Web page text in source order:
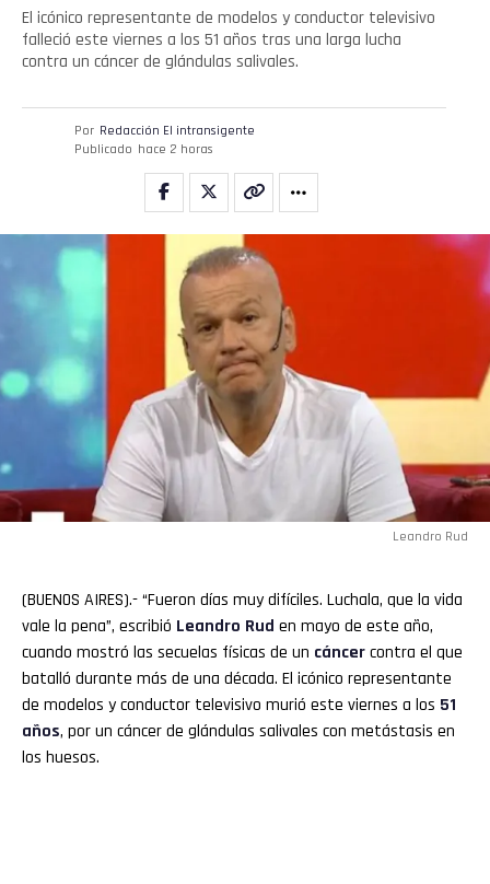
El icónico representante de modelos y conductor televisivo
falleció este viernes a los 51 años tras una larga lucha
contra un cáncer de glándulas salivales.
Por Redacción El intransigente
Publicado hace 2 horas
Leandro Rud
(BUENOS AIRES).- “Fueron días muy difíciles. Luchala, que la vida
vale la pena”, escribió Leandro Rud en mayo de este año,
cuando mostró las secuelas físicas de un cáncercontra el que
batalló durante más de una década. El icónico representante
de modelos y conductor televisivo murió este viernes a los 51
años, por un cáncer de glándulas salivales con metástasis en
los huesos.
Flipboard
Pinterest
Whatsapp
Email